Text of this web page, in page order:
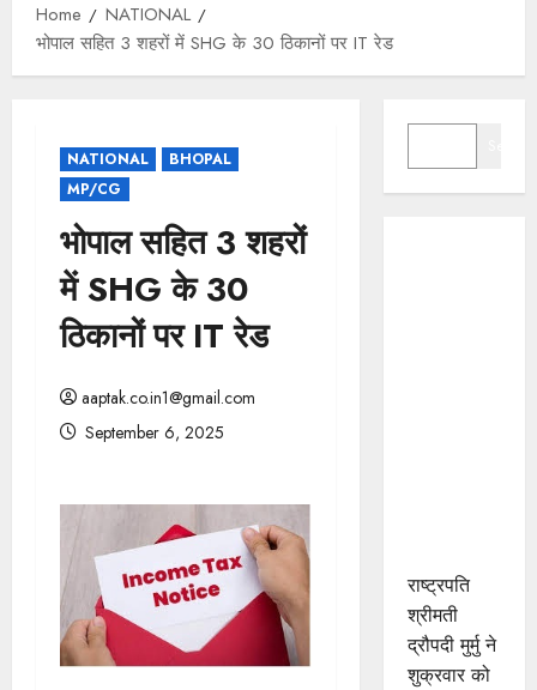
Home
NATIONAL
भोपाल सहित 3 शहरों में SHG के 30 ठिकानों पर IT रेड
NATIONAL
BHOPAL
MP/CG
भोपाल सहित 3 शहरों
में SHG के 30
ठिकानों पर IT रेड
aaptak.co.in1@gmail.com
September 6, 2025
राष्ट्रपति
श्रीमती
द्रौपदी मुर्मु ने
शुक्रवार को